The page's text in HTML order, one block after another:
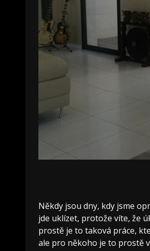
Někdy jsou dny, kdy jsme
jde uklízet, protože víte, že
prostě je to taková práce,
ale pro někoho je to prostě